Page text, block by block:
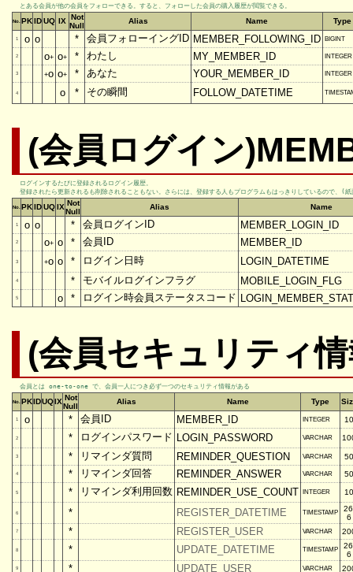
とある会員が他の会員をフォローできる。すると、フォローした会員の購入履歴が閲覧できる。
No. PKID UQ IX
Not
Null
Alias Name Type
1 o o * 会員フォローイングID MEMBER_FOLLOWING_ID BIGINT
2 o+ o+ * わたし MY_MEMBER_ID INTEGER
3 +o o+ * あなた YOUR_MEMBER_ID INTEGER
4 o * その瞬間 FOLLOW_DATETIME
(会員ログイン
ログインするたびに登録されるログイン履歴。
登録されたら更新されるも削除されることもない。さらには、登録する人もプログラムもはっきりしているので、(
No. PKID UQ IX Not
Null
Alias Name
1 o o * 会員ログインID MEMBER_LOGIN_ID
2 o+ o * 会員ID MEMBER_ID
3 +o o * ログイン日時 LOGIN_DATETIME
4 * モバイルログインフラグ MOBILE_LOGIN_FLG
5 o * ログイン時会員ステータスコード
(会員セキュリティ
会員とは one-to-one で、会員一人につき必ず一つのセキュリティ情報がある
No. PKIDUQIX Not
Null
Alias Name Type
1 o * 会員ID MEMBER_ID INTEGER 10
2 * ログインパスワード LOGIN_PASSWORD VARCHAR
3 * リマインダ質問 REMINDER_QUESTION VARCHAR 50
4 * リマインダ回答 REMINDER_ANSWER VARCHAR 50
5 * リマインダ利用回数 REMINDER_USE_COUNT INTEGER 10
6 * REGISTER_DATETIME TIMESTAMP
6
7 * REGISTER_USER VARCHAR
8 * UPDATE_DATETIME TIMESTAMP
6
9 * UPDATE_USER VARCHAR